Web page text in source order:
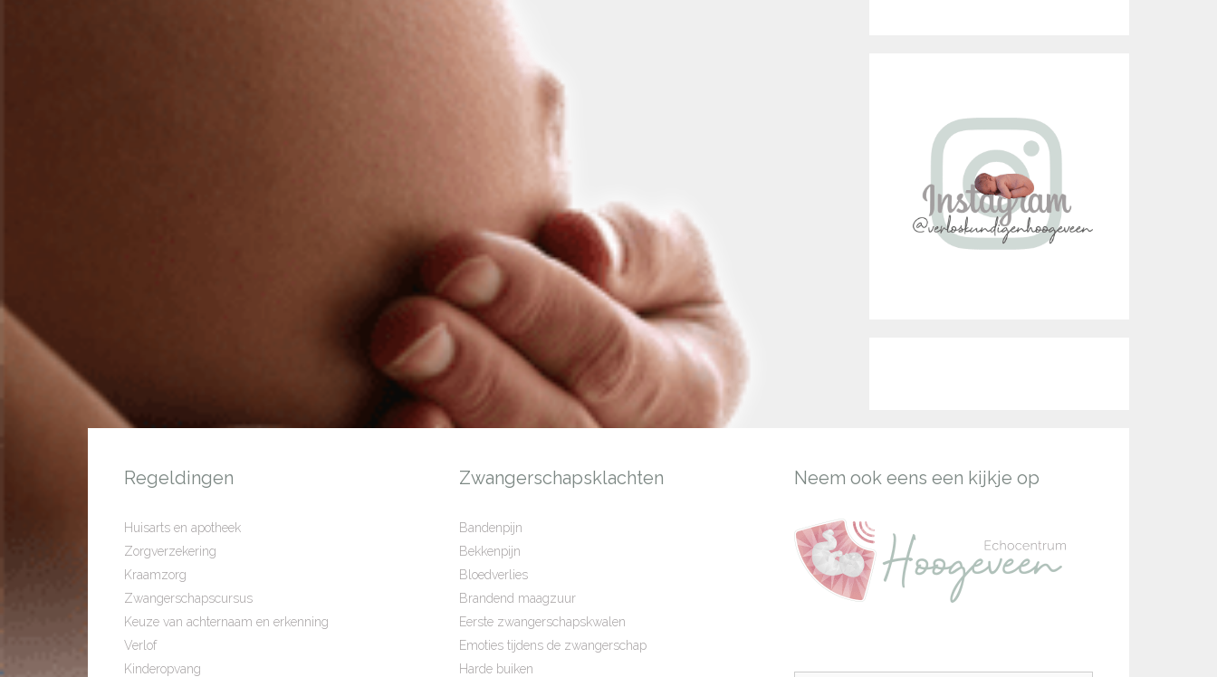
Regeldingen
Huisarts en apotheek
Zorgverzekering
Kraamzorg
Zwangerschapscursus
Keuze van achternaam en erkenning
Verlof
Kinderopvang
Zwangerschapsklachten
Bandenpijn
Bekkenpijn
Bloedverlies
Brandend maagzuur
Eerste zwangerschapskwalen
Emoties tijdens de zwangerschap
Harde buiken
Neem ook eens een kijkje op